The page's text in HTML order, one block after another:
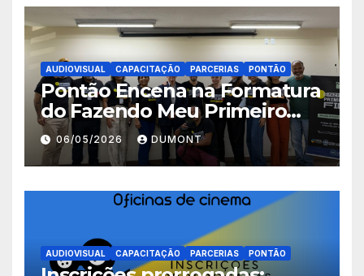
AUDIOVISUAL CAPACITAÇÃO PARCERIAS PONTÃO
Pontão Encena na Formatura
do Fazendo Meu Primeiro
Filme no Degase Belford
Roxo e reforça as inscrições
abertas em Nova Iguaçu
06/05/2026 DUMONT
AUDIOVISUAL CAPACITAÇÃO PARCERIAS PONTÃO